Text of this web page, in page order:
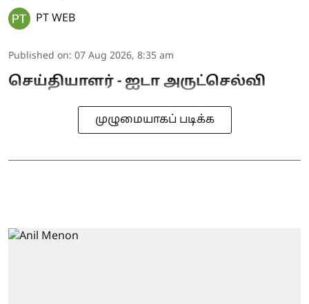
PT WEB
Published on: 07 Aug 2026, 8:35 am
செய்தியாளர் - ஐடா அருட்செல்வி
முழுமையாகப் படிக்க